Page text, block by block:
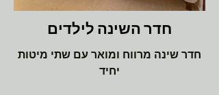
חדר השינה לילדים
חדר שינה מרווח ומואר עם שתי מיטות
יחיד